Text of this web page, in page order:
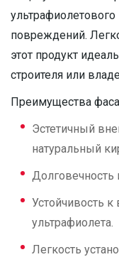
повреждений.
этот продукт
строителя или
Преимущества
Эстетичный
натуральный
Долговечность
Устойчивость
ультрафиолета.
Легкость